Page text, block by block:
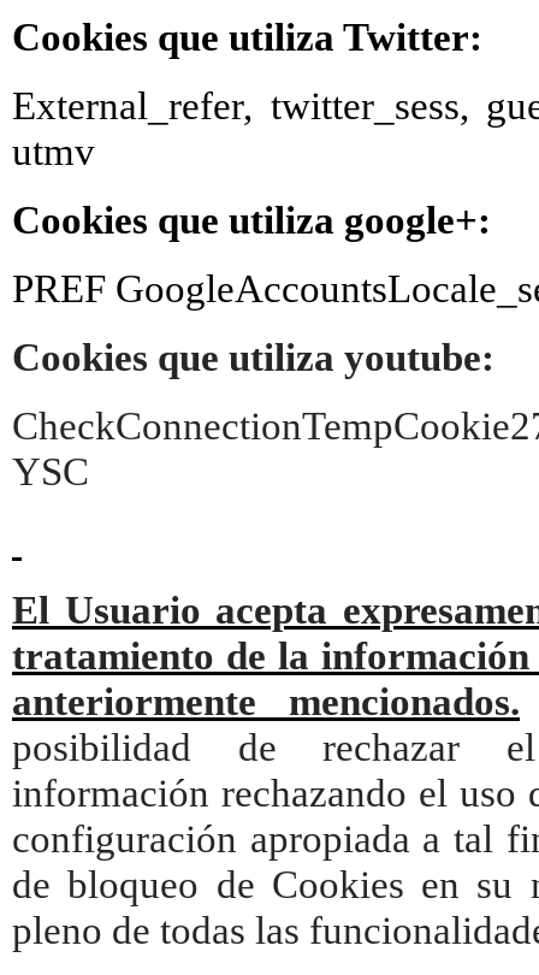
Cookies que utiliza Twitter:
External_refer, twitter_sess,
utmv
Cookies que utiliza google+:
PREF
Cookies que utiliza youtube:
YSC
El Usuario acepta
tratamiento de la
anteriormente mencionados.
posibilidad de rechazar
información rechazando el uso
configuración apropiada a tal
de bloqueo de Cookies en su
pleno de todas las